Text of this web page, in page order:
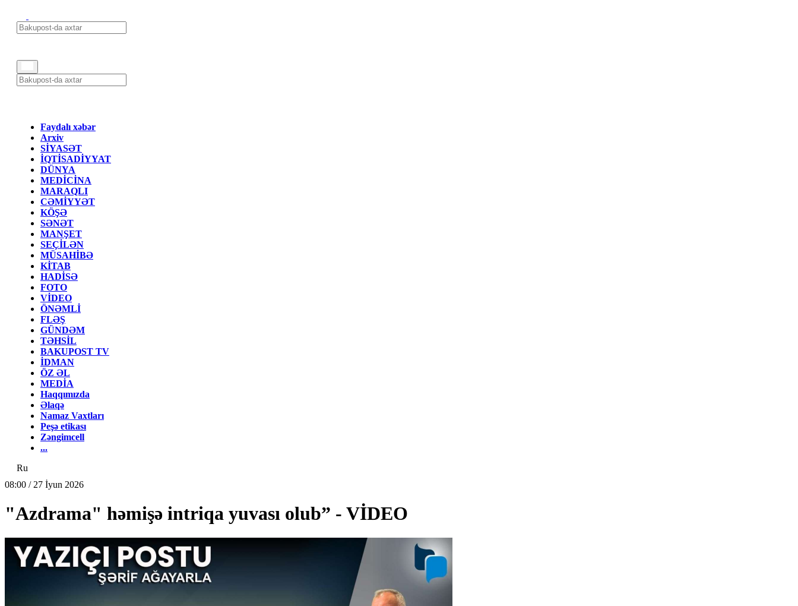
Faydalı xəbər
Arxiv
SİYASƏT
İQTİSADİYYAT
DÜNYA
MEDİCİNA
MARAQLI
CƏMİYYƏT
KÖŞƏ
SƏNƏT
MANŞET
SEÇİLƏN
MÜSAHİBƏ
KİTAB
HADİSƏ
FOTO
VİDEO
ÖNƏMLİ
FLƏŞ
GÜNDƏM
TƏHSİL
BAKUPOST TV
İDMAN
ÖZ ƏL
MEDİA
Haqqımızda
Əlaqə
Namaz Vaxtları
Peşə etikası
Zəngimcell
...
Ru
08:00 / 27 İyun 2026
"Azdrama" həmişə intriqa yuvası olub” - VİDEO